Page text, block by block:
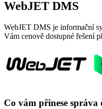
WebJET DMS
WebJET DMS je informační
Vám cenově dostupné řešení
Co vám přinese